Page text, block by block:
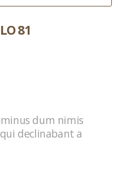
81
dum nimis
declinabant a